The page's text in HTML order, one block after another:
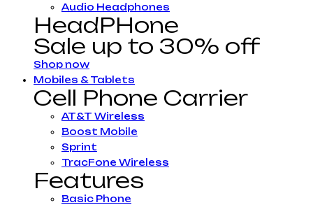
Audio Headphones
HeadPHone
Sale up to 30% off
Shop now
Mobiles & Tablets
Cell Phone Carrier
AT&T Wireless
Boost Mobile
Sprint
TracFone Wireless
Features
Basic Phone